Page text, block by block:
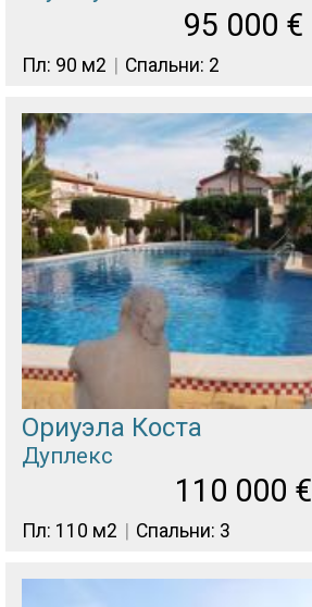
95 000 €
Пл: 90 м2 Спальни: 2
Ориуэла Коста
Дуплекс
110 000 €
Пл: 110 м2 Спальни: 3